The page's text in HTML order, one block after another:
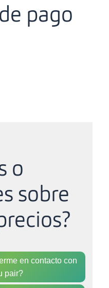
pago
o
sobre
en contacto con
pair?